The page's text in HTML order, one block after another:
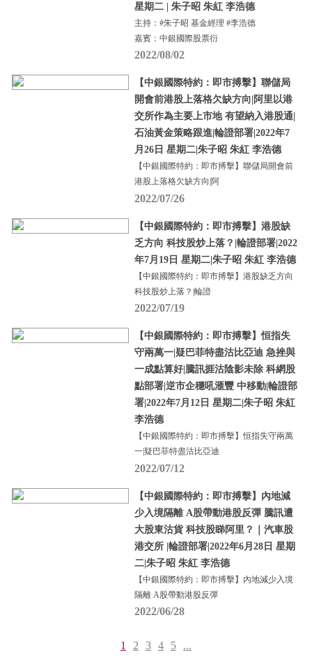
星期二 | 朱子昭 朱紅 李浩德
主持：#朱子昭 基金經理 #李浩德
嘉賓：中銀國際股票衍
2022/08/02
【中銀國際特約：即市搏擊】聯儲局
開會前港股上落格欠缺方向|阿里以港
交所作為主要上市地 有望納入港股通|
石油黃金策略跟進|輪證部署|2022年7
月26日 星期二|朱子昭 朱紅 李浩德
【中銀國際特約：即市搏擊】聯儲局開會前
港股上落格欠缺方向|阿
2022/07/26
【中銀國際特約：即市搏擊】港股缺
乏方向 科技股炒上落？|輪證部署|2022
年7月19日 星期二|朱子昭 朱紅 李浩德
【中銀國際特約：即市搏擊】港股缺乏方向
科技股炒上落？|輪證
2022/07/19
【中銀國際特約：即市搏擊】恒指失
守兩萬一|疑巴菲特盡沽比亞迪 急挫與
一成點算好|騰訊捱沽陰影未除 科網股
點部署|逆市企穩吼滙豐 中移動|輪證部
署|2022年7月12日 星期二|朱子昭 朱紅
李浩德
【中銀國際特約：即市搏擊】恒指失守兩萬
一|疑巴菲特盡沽比亞迪
2022/07/12
【中銀國際特約：即市搏擊】內地減
少入境隔離 A股帶動港股反彈 騰訊遭
大股東沽貨 科技股睇阿里？｜汽車股
港交所 |輪證部署|2022年6月28日 星期
二|朱子昭 朱紅 李浩德
【中銀國際特約：即市搏擊】內地減少入境
隔離 A股帶動港股反彈
2022/06/28
1 2 3 4 5 ...